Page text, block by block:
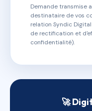
Demande transmise
destinataire de vos
relation Syndic
de rectification et
confidentialité).
🚀